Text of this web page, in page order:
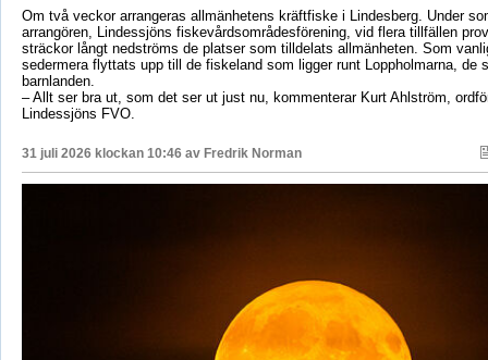
Om två veckor arrangeras allmänhetens kräftfiske i Lindesberg. Under
arrangören, Lindessjöns fiskevårdsområdesförening, vid flera tillfällen
sträckor långt nedströms de platser som tilldelats allmänheten. Som
sedermera flyttats upp till de fiskeland som ligger runt Loppholmarna, de
barnlanden.
– Allt ser bra ut, som det ser ut just nu, kommenterar Kurt Ahlström,
Lindessjöns FVO.
31 juli 2026 klockan 10:46 av Fredrik Norman